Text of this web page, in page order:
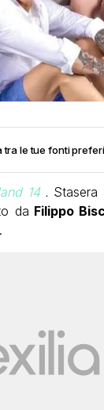
tra le tue fonti
14. Stasera
da Filippo
.